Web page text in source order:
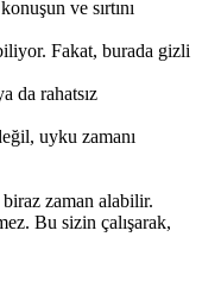
ve sırtını
Fakat, burada gizli
da rahatsız
uyku zamanı
zaman alabilir.
Bu sizin çalışarak,